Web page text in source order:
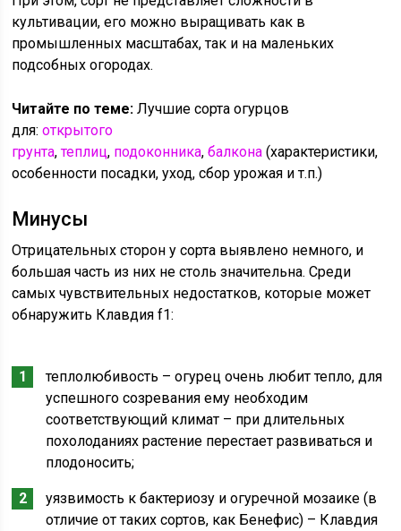
культивации, его можно выращивать как в
промышленных масштабах, так и на маленьких
подсобных огородах.
Читайте по теме:Лучшие сорта огурцов
для:открытого
грунта,теплиц, подоконника,балкона (характеристики,
особенности посадки, уход, сбор урожая и т.п.)
Минусы
Отрицательных сторон у сорта выявлено немного, и
большая часть из них не столь значительна. Среди
самых чувствительных недостатков, которые может
обнаружить Клавдия f1:
теплолюбивость – огурец очень любит тепло, для
успешного созревания ему необходим
соответствующий климат – при длительных
похолоданиях растение перестает развиваться и
плодоносить;
уязвимость к бактериозу и огуречной мозаике (в
отличие от таких сортов, как Бенефис) – Клавдия